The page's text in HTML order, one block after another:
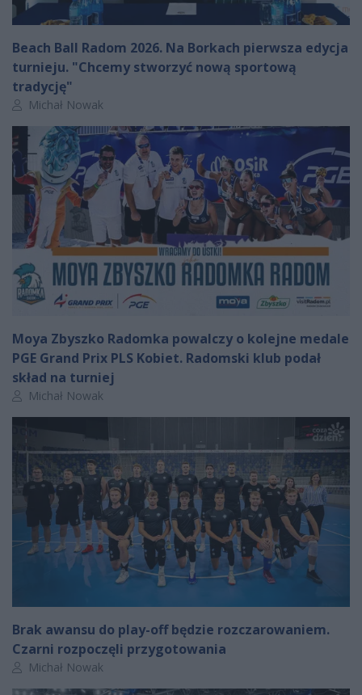
Beach Ball Radom 2026. Na Borkach pierwsza edycja
turnieju. "Chcemy stworzyć nową sportową
tradycję"
Autor artykułu:
Michał Nowak
Moya Zbyszko Radomka powalczy o kolejne medale
PGE Grand Prix PLS Kobiet. Radomski klub podał
skład na turniej
Autor artykułu:
Michał Nowak
Brak awansu do play-off będzie rozczarowaniem.
Czarni rozpoczęli przygotowania
Autor artykułu:
Michał Nowak